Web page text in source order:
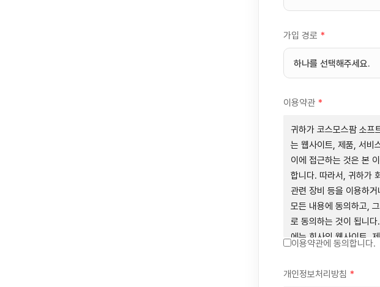
가입 경로 *
이용약관 *
귀하가 코스모스팜 소프
는 웹사이트, 제품, 서비
이에 접근하는 것은 본
합니다. 따라서, 귀하가
관련 장비 등을 이용하
모든 내용에 동의하고,
로 동의하는 것이 됩니
에는 회사의 웹사이트,
서비스 사용 전에 본 이
이용약관에 동의합니다.
개인정보처리방침 *